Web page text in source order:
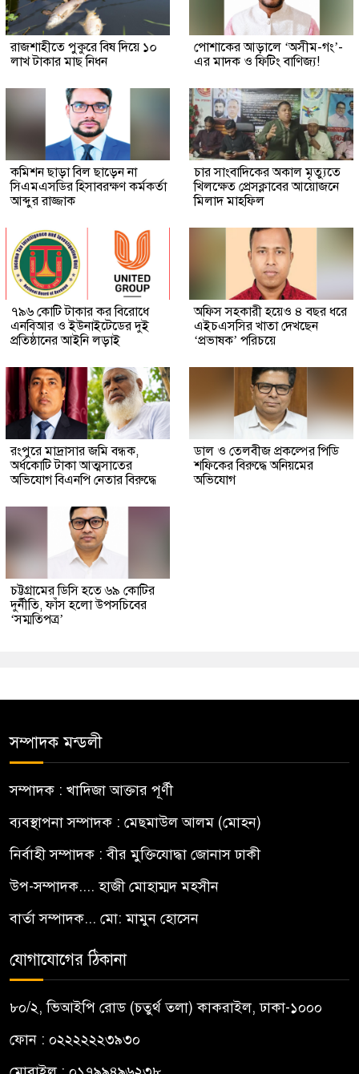
রাজশাহীতে পুকুরে বিষ দিয়ে ১০
লাখ টাকার মাছ নিধন
পোশাকের আড়ালে ‘অসীম-গং’-
এর মাদক ও ফিটিং বাণিজ্য!
কমিশন ছাড়া বিল ছাড়েন না
সিএমএসডির হিসাবরক্ষণ কর্মকর্তা
আব্দুর রাজ্জাক
চার সাংবাদিকের অকাল মৃত্যুতে
খিলক্ষেত প্রেসক্লাবের আয়োজনে
মিলাদ মাহফিল
৭৯৬ কোটি টাকার কর বিরোধে
এনবিআর ও ইউনাইটেডের দুই
প্রতিষ্ঠানের আইনি লড়াই
অফিস সহকারী হয়েও ৪ বছর ধরে
এইচএসসির খাতা দেখছেন
‘প্রভাষক’ পরিচয়ে
রংপুরে মাদ্রাসার জমি বন্ধক,
অর্ধকোটি টাকা আত্মসাতের
অভিযোগ বিএনপি নেতার বিরুদ্ধে
ডাল ও তেলবীজ প্রকল্পের পিডি
শফিকের বিরুদ্ধে অনিয়মের
অভিযোগ
চট্টগ্রামের ডিসি হতে ৬৯ কোটির
দুর্নীতি, ফাঁস হলো উপসচিবের
‘সম্মতিপত্র’
সম্পাদক মন্ডলী
সম্পাদক : খাদিজা আক্তার পূর্ণী
ব্যবস্থাপনা সম্পাদক : মেছমাউল আলম (মোহন)
নির্বাহী সম্পাদক : বীর মুক্তিযোদ্ধা জোনাস ঢাকী
উপ-সম্পাদক.... হাজী মোহাম্মদ মহসীন
বার্তা সম্পাদক... মো: মামুন হোসেন
যোগাযোগের ঠিকানা
৮০/২, ভিআইপি রোড (চতুর্থ তলা) কাকরাইল, ঢাকা-১০০০
ফোন : ০২২২২২২৩৯৩০